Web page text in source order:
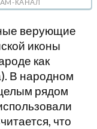
КАНАЛ
верующие
иконы
как
В народном
рядом
что